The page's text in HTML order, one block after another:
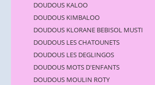
DOUDOUS KALOO
DOUDOUS KIMBALOO
DOUDOUS KLORANE BEBISOL MUSTI
DOUDOUS LES CHATOUNETS
DOUDOUS LES DEGLINGOS
DOUDOUS MOTS D'ENFANTS
DOUDOUS MOULIN ROTY